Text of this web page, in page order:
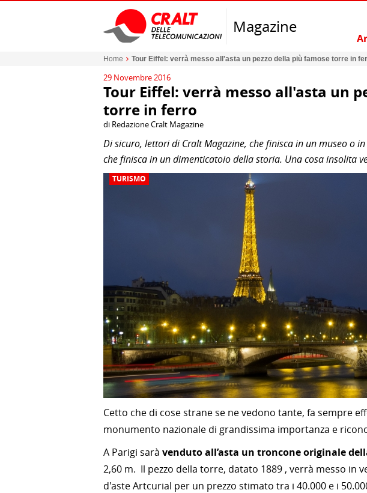
Magazine
Home Tour Eiffel: verrà messo all'asta un pezzo della più famose torre in
29 Novembre 2016
Tour Eiffel: verrà messo all'asta un
torre in ferro
di Redazione Cralt Magazine
Di sicuro, lettori di Cralt Magazine, che finisca in un museo o
che finisca in un dimenticatoio della storia. Una cosa insolita
TURISMO
Cetto che di cose strane se ne vedono tante, fa sempre
monumento nazionale di grandissima importanza e
A Parigi sarà venduto all’asta un troncone originale
2,60 m. Il pezzo della torre, datato 1889 , verrà messo in
d'aste Artcurial per un prezzo stimato tra i 40.000 e i